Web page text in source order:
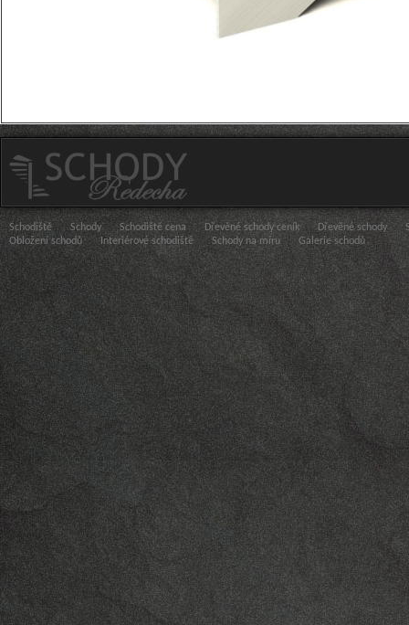
Schodiště Schody Schodiště cena Dřevěné schody ceník Dřevěné schody
Obložení schodů
Interiérové schodiště Schody na míru Galerie schodů